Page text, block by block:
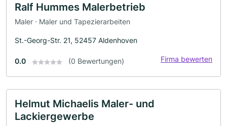
Ralf Hummes Malerbetrieb
Maler · Maler und Tapezierarbeiten
St.-Georg-Str. 21, 52457 Aldenhoven
0.0 (0 Bewertungen) Firma bewerten
Helmut Michaelis Maler- und
Lackiergewerbe